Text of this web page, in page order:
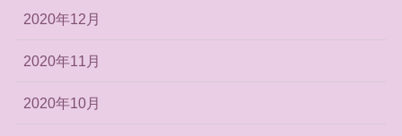
2020年12月
2020年11月
2020年10月